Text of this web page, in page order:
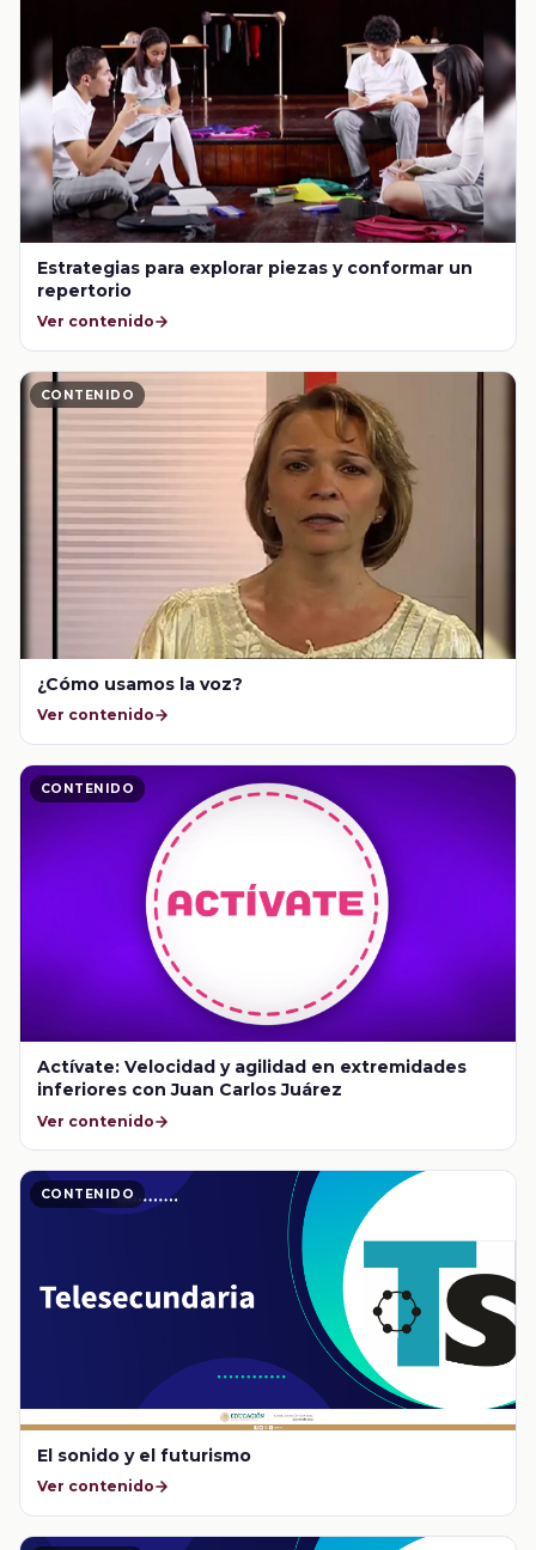
Estrategias para explorar piezas y conformar un
repertorio
Ver contenido
CONTENIDO
¿Cómo usamos la voz?
Ver contenido
CONTENIDO
Actívate: Velocidad y agilidad en extremidades
inferiores con Juan Carlos Juárez
Ver contenido
CONTENIDO
El sonido y el futurismo
Ver contenido